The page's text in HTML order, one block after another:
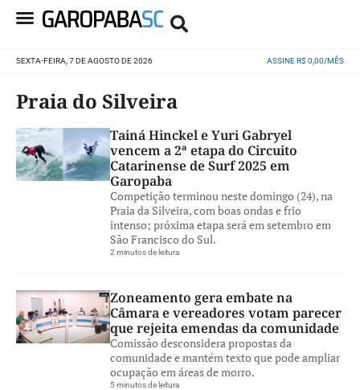
SEXTA-FEIRA, 7 DE AGOSTO DE 2026 ASSINE R$ 0,00/MÊS
Praia do Silveira
Tainá Hinckel e Yuri Gabryel
vencem a 2ª etapa do Circuito
Catarinense de Surf 2025 em
Garopaba
Competição terminou neste domingo (24), na
Praia da Silveira, com boas ondas e frio
intenso; próxima etapa será em setembro em
São Francisco do Sul.
2 minutos de leitura
Zoneamento gera embate na
Câmara e vereadores votam parecer
que rejeita emendas da comunidade
Comissão desconsidera propostas da
comunidade e mantém texto que pode ampliar
ocupação em áreas de morro.
5 minutos de leitura